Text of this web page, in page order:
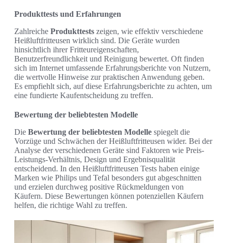
Produkttests und Erfahrungen
Zahlreiche Produkttests zeigen, wie effektiv verschiedene
Heißluftfritteusen wirklich sind. Die Geräte wurden
hinsichtlich ihrer Fritteureigenschaften,
Benutzerfreundlichkeit und Reinigung bewertet. Oft finden
sich im Internet umfassende Erfahrungsberichte von Nutzern,
die wertvolle Hinweise zur praktischen Anwendung geben.
Es empfiehlt sich, auf diese Erfahrungsberichte zu achten, um
eine fundierte Kaufentscheidung zu treffen.
Bewertung der beliebtesten Modelle
Die Bewertung der beliebtesten Modelle spiegelt die
Vorzüge und Schwächen der Heißluftfritteusen wider. Bei der
Analyse der verschiedenen Geräte sind Faktoren wie Preis-
Leistungs-Verhältnis, Design und Ergebnisqualität
entscheidend. In den Heißluftfritteusen Tests haben einige
Marken wie Philips und Tefal besonders gut abgeschnitten
und erzielen durchweg positive Rückmeldungen von
Käufern. Diese Bewertungen können potenziellen Käufern
helfen, die richtige Wahl zu treffen.